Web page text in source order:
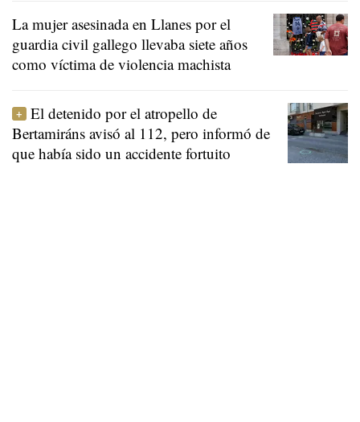
La mujer asesinada en Llanes por el
guardia civil gallego llevaba siete años
como víctima de violencia machista
El detenido por el atropello de
Bertamiráns avisó al 112, pero informó de
que había sido un accidente fortuito